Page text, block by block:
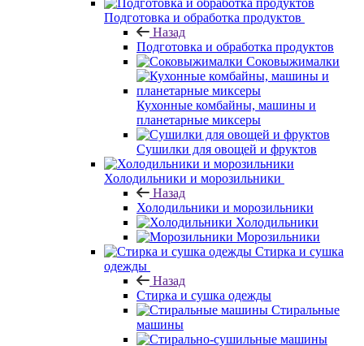
Подготовка и обработка продуктов
Назад
Подготовка и обработка продуктов
Соковыжималки
Кухонные комбайны, машины и
планетарные миксеры
Сушилки для овощей и фруктов
Холодильники и морозильники
Назад
Холодильники и морозильники
Холодильники
Морозильники
Стирка и сушка
одежды
Назад
Стирка и сушка одежды
Стиральные
машины